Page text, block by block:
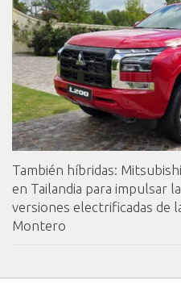
También híbridas:
en Tailandia para impulsar
versiones electrificadas de
Montero